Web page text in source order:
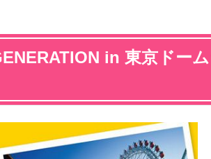
in 東京ドー